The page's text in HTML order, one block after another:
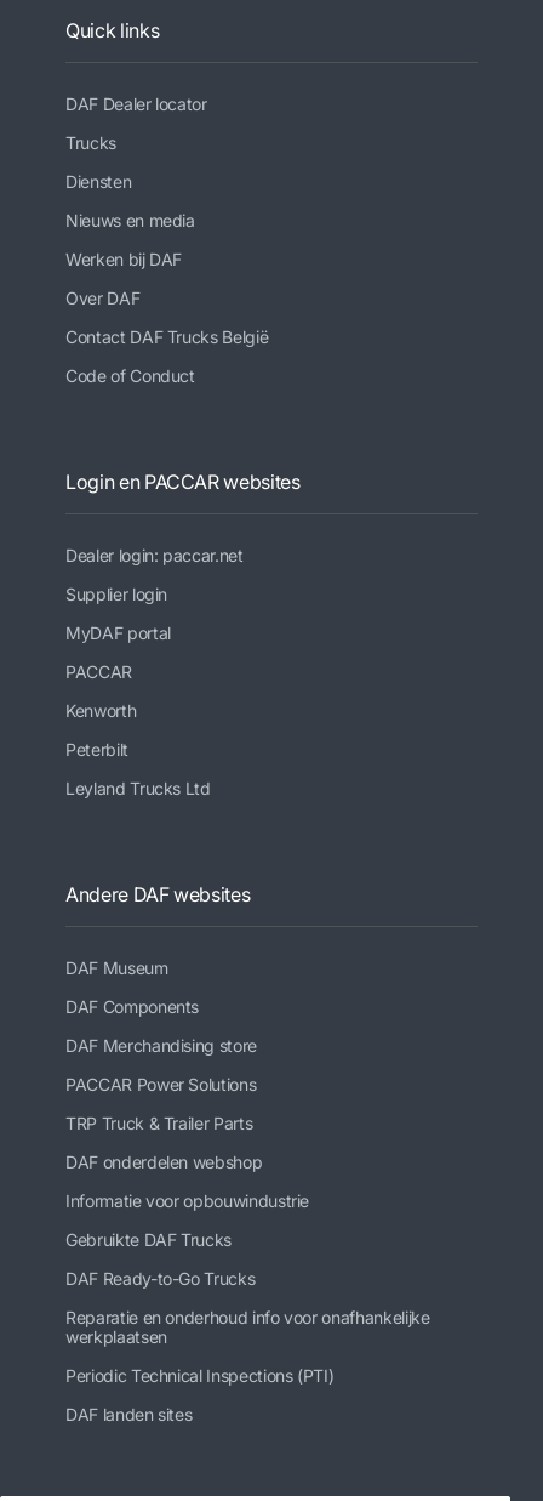
Quick links
DAF Dealer locator
Trucks
Diensten
Nieuws en media
Werken bij DAF
Over DAF
Contact DAF Trucks België
Code of Conduct
Login en PACCAR websites
Dealer login: paccar.net
Supplier login
MyDAF portal
PACCAR
Kenworth
Peterbilt
Leyland Trucks Ltd
Andere DAF websites
DAF Museum
DAF Components
DAF Merchandising store
PACCAR Power Solutions
TRP Truck & Trailer Parts
DAF onderdelen webshop
Informatie voor opbouwindustrie
Gebruikte DAF Trucks
DAF Ready-to-Go Trucks
Reparatie en onderhoud info voor onafhankelijke
werkplaatsen
Periodic Technical Inspections (PTI)
DAF landen sites